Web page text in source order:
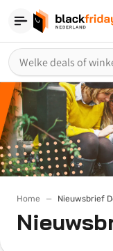
Home Nieuwsbrief